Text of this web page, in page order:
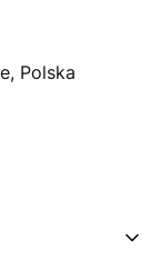
Polska